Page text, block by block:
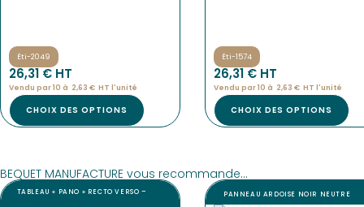
Éti-2049
26,31 € HT
Vendu par 10 à 2,63 € HT l'unité
CHOIX DES OPTIONS
Éti-1574
26,31 € HT
Vendu par 10 à 2,63 € HT l'unité
CHOIX DES OPTIONS
BEQUET MANUFACTURE vous recommande...
TABLEAU « PANO » RECTO VERSO – PANNEAU ARDOISE NOIR NEUTRE